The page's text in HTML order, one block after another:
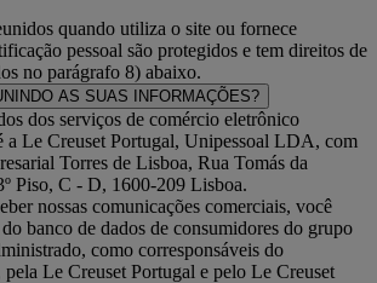
quando utiliza o site ou fornece
pessoal são protegidos e tem direitos de
no parágrafo 8) abaixo.
AS SUAS INFORMAÇÕES?
dos serviços de comércio eletrônico
a Le Creuset Portugal, Unipessoal LDA, com
Torres de Lisboa, Rua Tomás da
Piso, C - D, 1600-209 Lisboa.
nossas comunicações comerciais, você
banco de dados de consumidores do grupo
como corresponsáveis do
pela Le Creuset Portugal e pelo Le Creuset